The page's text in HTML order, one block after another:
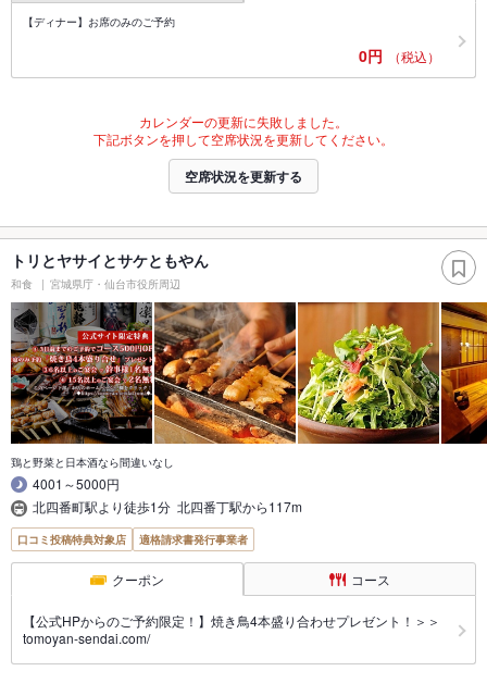
【ディナー】お席のみのご予約
0円 （税込）
カレンダーの更新に失敗しました。
下記ボタンを押して空席状況を更新してください。
空席状況を更新する
トリとヤサイとサケともやん
和食 宮城県庁・仙台市役所周辺
鶏と野菜と日本酒なら間違いなし
4001～5000円
北四番町駅より徒歩1分 北四番丁駅から117m
口コミ投稿特典対象店 適格請求書発行事業者
クーポン コース
【公式HPからのご予約限定！】焼き鳥4本盛り合わせプレゼント！＞＞
tomoyan-sendai.com/